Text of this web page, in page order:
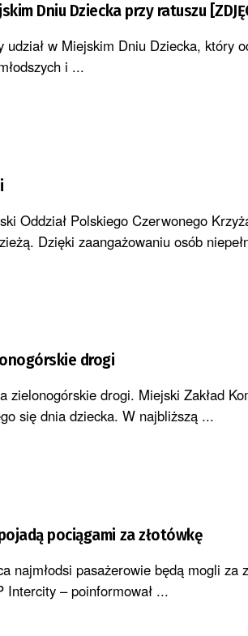
Dniu Dziecka przy ratuszu
w Miejskim Dniu Dziecka, który
i ...
Oddział Polskiego Czerwonego
Dzięki zaangażowaniu osób
drogi
zielonogórskie drogi. Miejski Zakład
się dnia dziecka. W najbliższą ...
pociągami za złotówkę
najmłodsi pasażerowie będą mogli za
Intercity – poinformował ...